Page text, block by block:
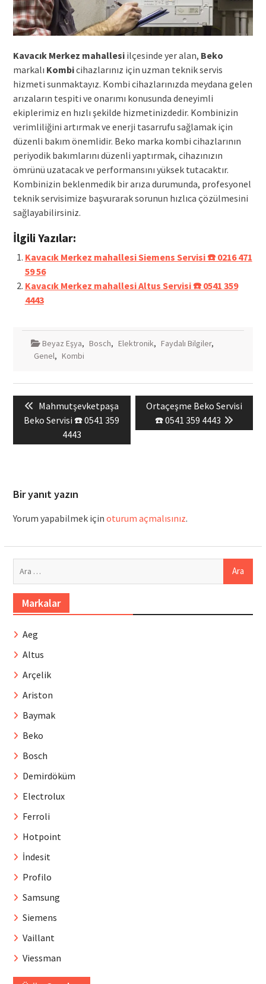
Kavacık Merkez mahallesiilçesinde yer alan, Beko
markalı Kombicihazlarınız için uzman teknik servis
hizmeti sunmaktayız. Kombi cihazlarınızda meydana gelen
arızaların tespiti ve onarımı konusunda deneyimli
ekiplerimiz en hızlı şekilde hizmetinizdedir. Kombinizin
verimliliğini artırmak ve enerji tasarrufu sağlamak için
düzenli bakım önemlidir. Beko marka kombi cihazlarının
periyodik bakımlarını düzenli yaptırmak, cihazınızın
ömrünü uzatacak ve performansını yüksek tutacaktır.
Kombinizin beklenmedik bir arıza durumunda, profesyonel
teknik servisimize başvurarak sorunun hızlıca çözülmesini
sağlayabilirsiniz.
İlgili Yazılar:
Kavacık Merkez mahallesi Siemens Servisi ☎️ 0216 471
59 56
Kavacık Merkez mahallesi Altus Servisi ☎️ 0541 359
4443
Beyaz Eşya, Bosch, Elektronik, Faydalı Bilgiler,
Genel, Kombi
gezinmesi
Previous
post:
Mahmutşevketpaşa
Beko Servisi ☎️ 0541 359
4443
Next
post:
Ortaçeşme Beko Servisi
☎️ 0541 359 4443
Bir yanıt yazın
Yorum yapabilmek için oturum açmalısınız.
Markalar
Aeg
Altus
Arçelik
Ariston
Baymak
Beko
Bosch
Demirdöküm
Electrolux
Ferroli
Hotpoint
İndesit
Profilo
Samsung
Siemens
Vaillant
Viessman